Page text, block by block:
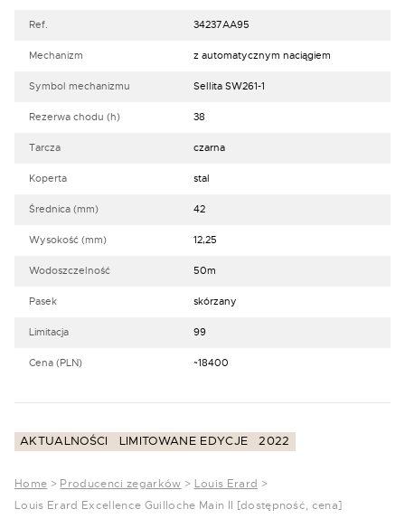
Ref. 34237AA95
Mechanizm z automatycznym naciągiem
Symbol mechanizmu Sellita SW261-1
Rezerwa chodu (h) 38
Tarcza czarna
Koperta stal
Średnica (mm) 42
Wysokość (mm) 12,25
Wodoszczelność 50m
Pasek skórzany
Limitacja 99
Cena (PLN) ~18400
AKTUALNOŚCI LIMITOWANE EDYCJE 2022
Home > Producenci zegarków > Louis Erard >
Louis Erard Excellence Guilloche Main II [dostępność, cena]